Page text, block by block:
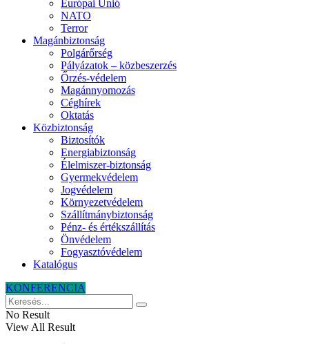
Európai Unió
NATO
Terror
Magánbiztonság
Polgárőrség
Pályázatok – közbeszerzés
Őrzés-védelem
Magánnyomozás
Céghírek
Oktatás
Közbiztonság
Biztosítók
Energiabiztonság
Élelmiszer-biztonság
Gyermekvédelem
Jogvédelem
Környezetvédelem
Szállítmánybiztonság
Pénz- és értékszállítás
Önvédelem
Fogyasztóvédelem
Katalógus
KONFERENCIA
No Result
View All Result